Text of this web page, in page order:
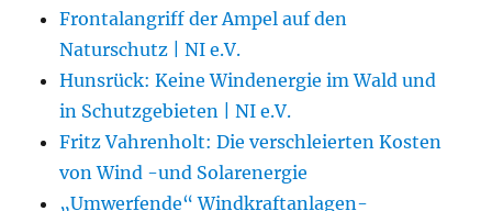
Frontalangriff der Ampel auf den
Naturschutz | NI e.V.
Hunsrück: Keine Windenergie im Wald und
in Schutzgebieten | NI e.V.
Fritz Vahrenholt: Die verschleierten Kosten
von Wind -und Solarenergie
„Umwerfende“ Windkraftanlagen-